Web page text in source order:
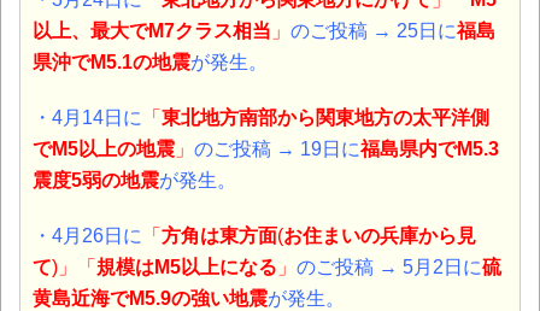
以上、最大でM7クラス相当 」 のご投稿 → 25日に福島
県沖でM5.1の地震が発生。
・4月14日に 「 東北地方南部から関東地方の太平洋側
でM5以上の地震 」 のご投稿 → 19日に福島県内でM5.3
震度5弱の地震が発生。
・4月26日に 「 方角は東方面(お住まいの兵庫から見
て)」「 規模はM5以上になる 」 のご投稿 → 5月2日に硫
黄島近海でM5.9の強い地震が発生。